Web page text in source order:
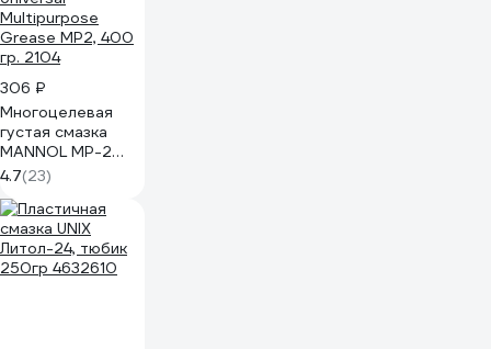
306 ₽
Многоцелевая
густая смазка
MANNOL MP-2
Universal
Multipurpose
Grease MP2, 400
гр. 2104
4.7(23)